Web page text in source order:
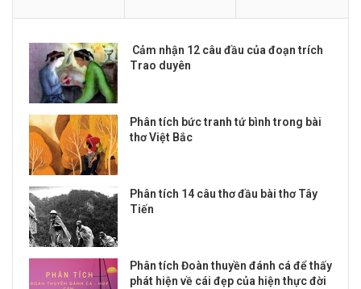
Cảm nhận 12 câu đầu của đoạn trích
Trao duyên
Phân tích bức tranh tứ bình trong bài
thơ Việt Bắc
Phân tích 14 câu thơ đầu bài thơ Tây
Tiến
Phân tích Đoàn thuyền đánh cá để thấy
phát hiện về cái đẹp của hiện thực đời